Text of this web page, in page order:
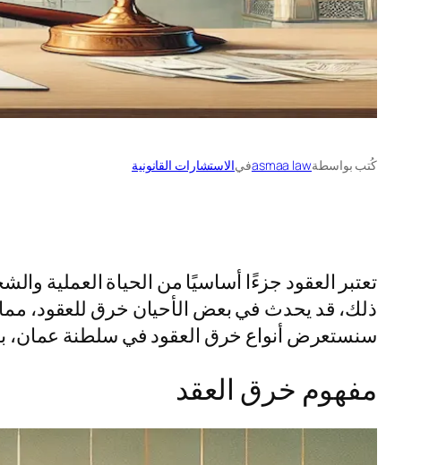
كُتب بواسطةasmaa lawفيالاستشارات القانونية
تعتبر العقود جزءًا أساسيًا من الحياة العملية
ذلك، قد يحدث في بعض الأحيان خرق للعقود، مما
سنستعرض أنواع خرق العقود في سلطنة عمان،
مفهوم خرق العقد